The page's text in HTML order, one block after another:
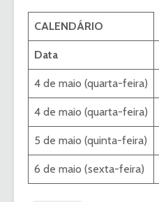
CALENDÁRIO
Data
4 de maio (quarta-feira)
4 de maio (quarta-feira)
5 de maio (quinta-feira)
6 de maio (sexta-feira)